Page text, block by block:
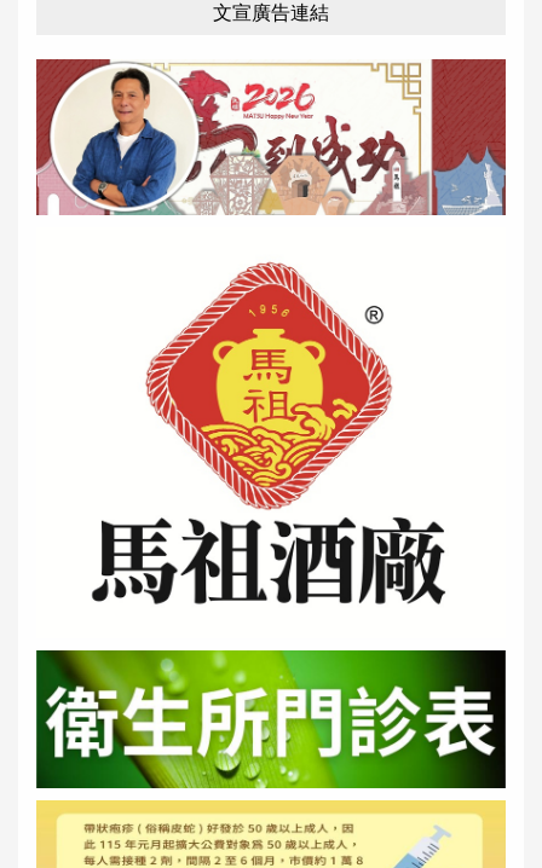
文宣廣告連結